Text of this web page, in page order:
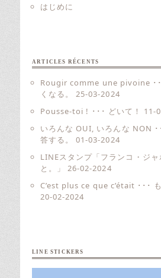
はじめに
ARTICLES RÉCENTS
Rougir comme une pivoine ･
くなる。
25-03-2024
Pousse-toi ! ･･･ どいて！
11-
いろんな OUI, いろんな NON
答する。
01-03-2024
LINEスタンプ「フランコ・ジ
と。」
26-02-2024
C’est plus ce que c’était ･･･
20-02-2024
LINE STICKERS